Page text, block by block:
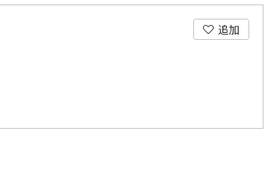
追加